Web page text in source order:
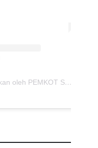
Sebuah kiriman dibagikan oleh PEMKOT SUKABUMI (@pemkotsukabumi_)